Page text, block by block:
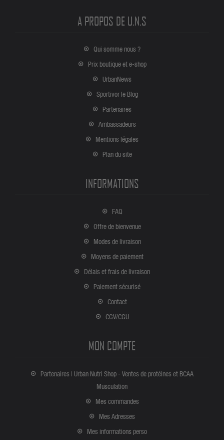
A PROPOS DE U.N.S
Qui somme nous ?
Prix boutique et e-shop
UrbanNews
Sportivor le Blog
Partenaires
Ambassadeurs
Mentions légales
Plan du site
INFORMATIONS
FAQ
Offre de bienvenue
Modes de livraison
Moyens de paiement
Délais et frais de livraison
Paiement sécurisé
Contact
CGV/CGU
MON COMPTE
Partenaires | Urban Nutri Shop - Ventes de protéines et BCAA
Musculation
Mes commandes
Mes Adresses
Mes informations perso